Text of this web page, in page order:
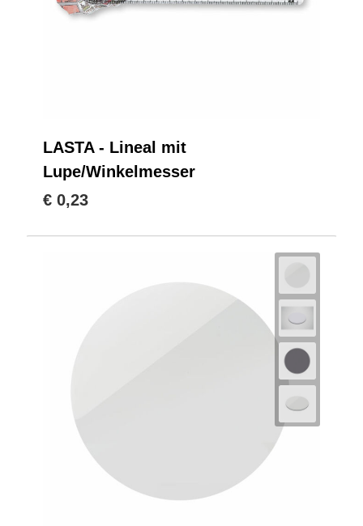
LASTA - Lineal mit
Lupe/Winkelmesser
€ 0,23